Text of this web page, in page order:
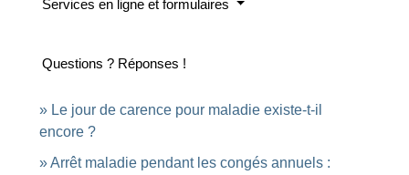
Services en ligne et formulaires
Questions ? Réponses !
Le jour de carence pour maladie existe-t-il
encore ?
Arrêt maladie pendant les congés annuels :